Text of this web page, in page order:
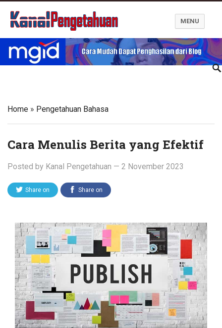
Kanal Pengetahuan dan Informasi
MENU
Home » Pengetahuan Bahasa
Cara Menulis Berita yang Efektif
Posted by Kanal Pengetahuan — 2 November 2023
Share on Share on